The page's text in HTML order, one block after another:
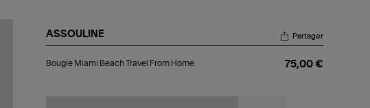
ASSOULINE
Miami
Partager
Bougie Miami Beach Travel From Home 75,00 €